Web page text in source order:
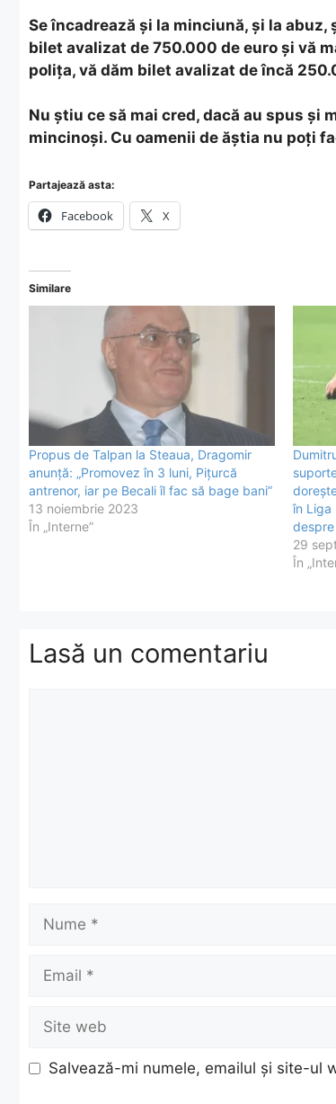
Se încadrează și la minciună, și la
bilet avalizat de 750.000 de euro și vă
polița, vă dăm bilet avalizat de încă
Nu știu ce să mai cred, dacă au spus și
mincinoși. Cu oamenii de ăștia nu poți
Partajează asta:
Facebook X
Similare
Propus de Talpan la Steaua, Dragomir
anunță: „Promovez în 3 luni, Pițurcă
antrenor, iar pe Becali îl fac să bage bani”
13 noiembrie 2023
În „Interne”
în Liga
despre
29
În
Lasă un comentariu
web
Salvează-mi numele, emailul și site-ul